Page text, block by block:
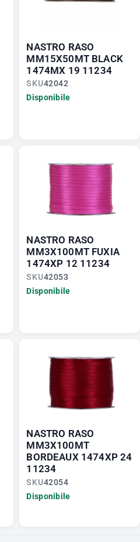
NASTRO RASO
MM15X50MT BLACK
1474MX 19 11234
SKU42042
Disponibile
NASTRO RASO
MM3X100MT FUXIA
1474XP 12 11234
SKU42053
Disponibile
NASTRO RASO
MM3X100MT
BORDEAUX 1474XP 24
11234
SKU42054
Disponibile